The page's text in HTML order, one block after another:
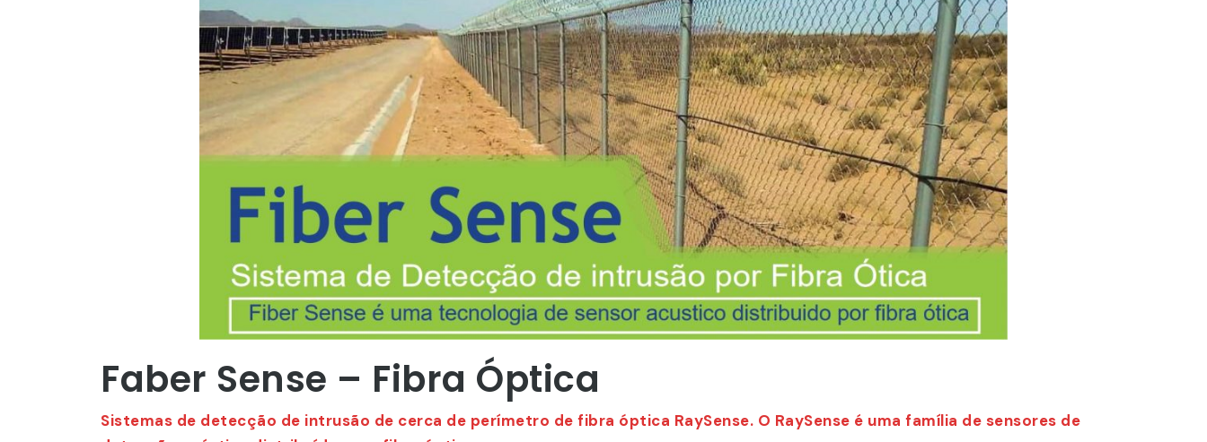
Faber Sense – Fibra Óptica
Sistemas de detecção de intrusão de cerca de perímetro de fibra óptica RaySense. O RaySense é uma família de sensores de